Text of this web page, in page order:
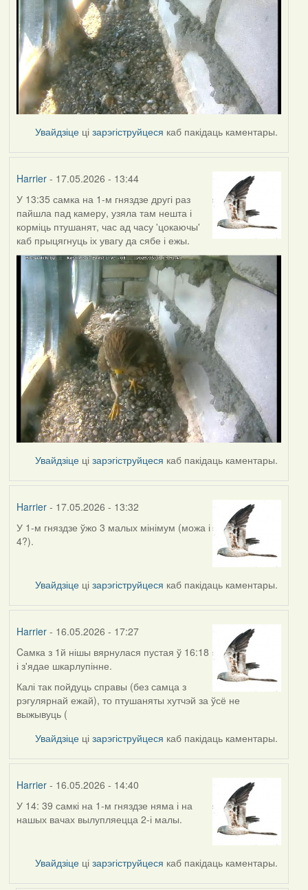
Увайдзіце цізарэгіструйцеся каб пакідаць каментары.
Harrier- 17.05.2026 - 13:44
У 13:35 самка на 1-м гняздзе другі раз
пайшла пад камеру, узяла там нешта і
корміць птушанят, час ад часу 'цокаючы'
каб прыцягнуць іх увагу да сябе і ежы.
Увайдзіце цізарэгіструйцеся каб пакідаць каментары.
Harrier- 17.05.2026 - 13:32
У 1-м гняздзе ўжо 3 малых мінімум (можа і
4?).
Увайдзіце цізарэгіструйцеся каб пакідаць каментары.
Harrier- 16.05.2026 - 17:27
Cамка з 1й нішы вярнулася пустая ў 16:18
і з'ядае шкарлупінне.
Калі так пойдуць справы (без самца з
рэгулярнай ежай), то птушаняты хутчэй за ўсё не
выжывуць (
Увайдзіце цізарэгіструйцеся каб пакідаць каментары.
Harrier- 16.05.2026 - 14:40
У 14: 39 самкі на 1-м гняздзе няма і на
нашых вачах вылупляецца 2-і малы.
Увайдзіце цізарэгіструйцеся каб пакідаць каментары.